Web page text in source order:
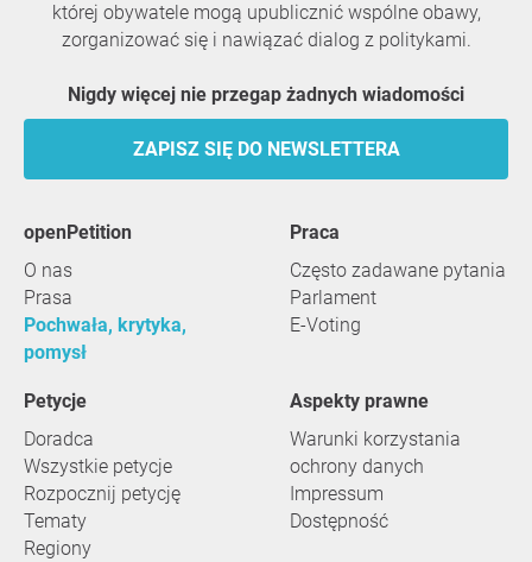
której obywatele mogą upublicznić wspólne obawy,
zorganizować się i nawiązać dialog z politykami.
Nigdy więcej nie przegap żadnych wiadomości
ZAPISZ SIĘ DO NEWSLETTERA
openPetition
O nas
Prasa
Pochwała, krytyka,
pomysł
praca
Często zadawane pytania
Parlament
E-Voting
Petycje
Doradca
Wszystkie petycje
Rozpocznij petycję
Tematy
Regiony
Aspekty prawne
Warunki korzystania
ochrony danych
Impressum
Dostępność